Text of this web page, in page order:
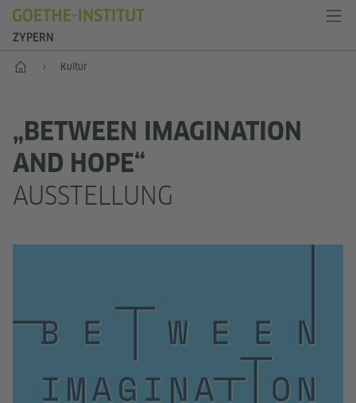
ZYPERN
Start Kultur
„BETWEEN IMAGINATION
AND HOPE“
AUSSTELLUNG